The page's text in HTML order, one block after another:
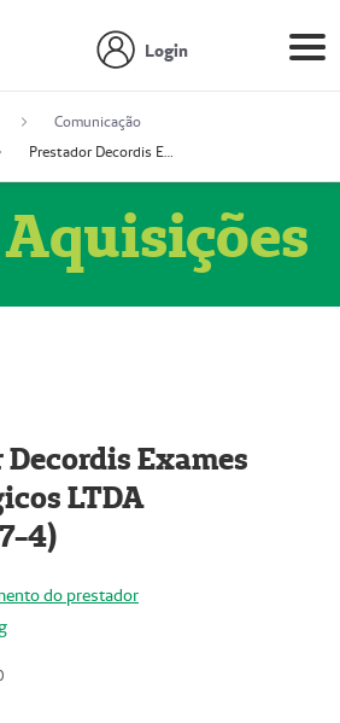
Login
Comunicação
Prestador Decordis Exames Cardiológicos LTDA (51004347-4)
Exames
LTDA
4)
do prestador